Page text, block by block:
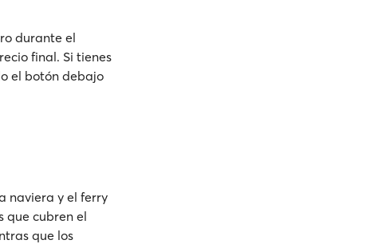
durante el
final. Si tienes
el botón debajo
naviera y el ferry
que cubren el
que los